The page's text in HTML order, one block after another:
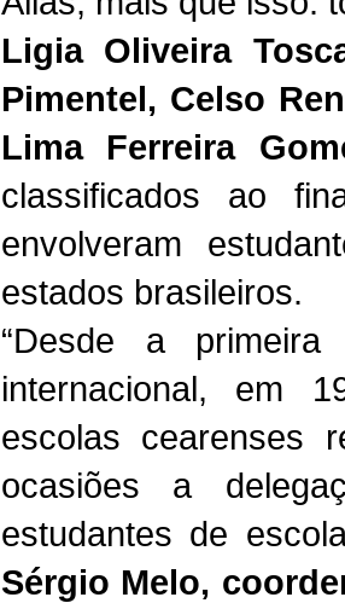
Ligia Oliveira
Pimentel, Celso
Lima Ferreira
classificados ao
envolveram
estados brasileiros.
“Desde a
internacional, em
escolas cearenses
ocasiões a
estudantes de
Sérgio Melo,